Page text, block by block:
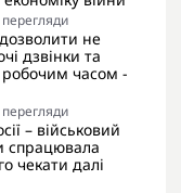
перегляди
не
дзвінки та
часом -
перегляди
– військовий
спрацювала
чекати далі